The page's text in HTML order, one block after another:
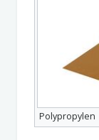
Polypropylen